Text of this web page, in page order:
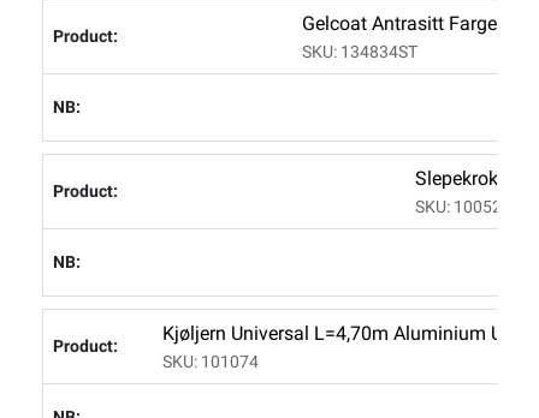
Gelcoat Antrasitt Farge
SKU: 134834ST
Slepekrok/
SKU: 100523
Kjøljern Universal L=4,70m Aluminium
SKU: 101074